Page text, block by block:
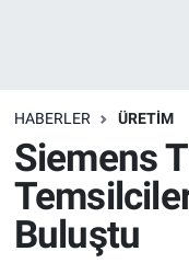
HABERLER ÜRETIM
Siemens
Buluştu
İnşaat ve
HaberOrtak